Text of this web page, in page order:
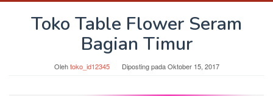
Toko Table Flower Seram
Bagian Timur
Olehtoko_id12345 Diposting padaOktober 15, 2017